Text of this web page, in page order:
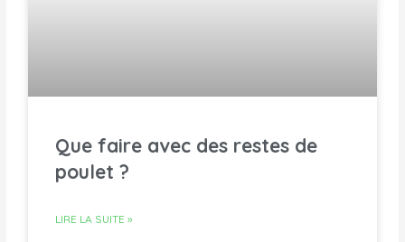
Que faire avec des restes de
poulet ?
LIRE LA SUITE »